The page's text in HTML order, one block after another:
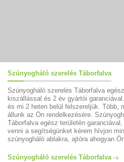
Szúnyogháló szerelés Táborfalva
Szúnyogháló szerelés Táborfalva
kiszállással és 2 év gyártói
és mi 2 heten belül felszereljük. Több,
állunk az Ön rendelkezésére.
Táborfalva egész területén
venni a segítségünket kérem hívjon
szúnyogháló ablakra, ajtóra ahogyan
Szúnyogháló szerelés Táborfalva